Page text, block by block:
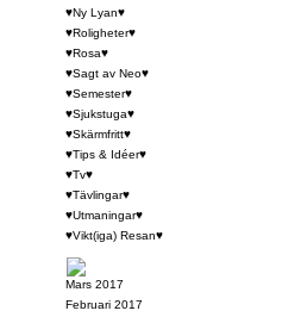
♥Ny Lyan♥
♥Roligheter♥
♥Rosa♥
♥Sagt av Neo♥
♥Semester♥
♥Sjukstuga♥
♥Skärmfritt♥
♥Tips & Idéer♥
♥Tv♥
♥Tävlingar♥
♥Utmaningar♥
♥Vikt(iga) Resan♥
Mars 2017
Februari 2017